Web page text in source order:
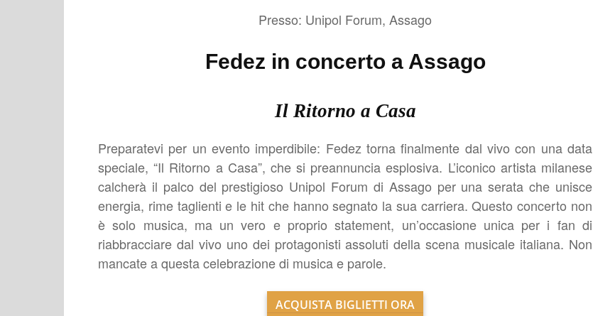
Presso: Unipol Forum, Assago
Fedez in concerto a Assago
Il Ritorno a Casa
Preparatevi per un evento imperdibile: Fedez torna finalmente dal vivo con una data
speciale, “Il Ritorno a Casa”, che si preannuncia esplosiva. L’iconico artista milanese
calcherà il palco del prestigioso Unipol Forum di Assago per una serata che unisce
energia, rime taglienti e le hit che hanno segnato la sua carriera. Questo concerto non
è solo musica, ma un vero e proprio statement, un’occasione unica per i fan di
riabbracciare dal vivo uno dei protagonisti assoluti della scena musicale italiana. Non
mancate a questa celebrazione di musica e parole.
ACQUISTA BIGLIETTI ORA